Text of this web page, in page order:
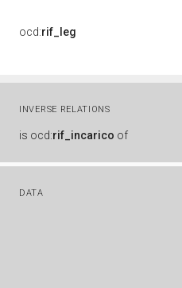
ocd:rif_leg
INVERSE RELATIONS
is ocd:rif_incarico of
DATA